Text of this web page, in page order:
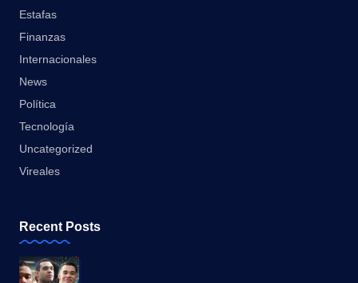
Estafas
Finanzas
Internacionales
News
Política
Tecnología
Uncategorized
Vireales
Recent Posts